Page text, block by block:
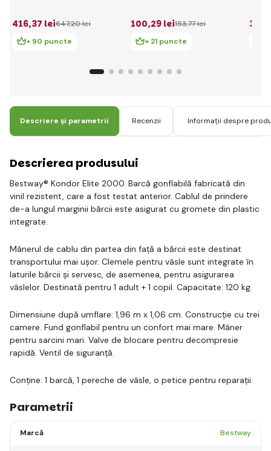
416,37 lei647,20 lei
+ 90 puncte
100,29 lei153,77 lei
+ 21 puncte
300
Descriere și parametrii Recenzii Informații despre
Descrierea produsului
Bestway® Kondor Elite 2000. Barcă gonflabilă fabricată din
vinil rezistent, care a fost testat anterior. Cablul de prindere
de-a lungul marginii bărcii este asigurat cu gromete din plastic
integrate.
Mânerul de cablu din partea din față a bărcii este destinat
transportului mai ușor. Clemele pentru vâsle sunt integrate în
laturile bărcii și servesc, de asemenea, pentru asigurarea
vâslelor. Destinată pentru 1 adult + 1 copil. Capacitate: 120 kg.
Dimensiune după umflare: 1,96 m x 1,06 cm. Construcție cu trei
camere. Fund gonflabil pentru un confort mai mare. Mâner
pentru sarcini mari. Valve de blocare pentru decompresie
rapidă. Ventil de siguranță.
Conține: 1 barcă, 1 pereche de vâsle, o petice pentru reparații.
Parametrii
Marcă Bestway